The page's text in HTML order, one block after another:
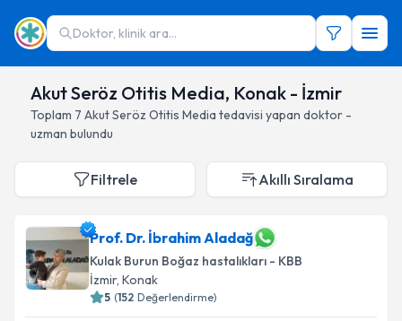
Doktor, klinik ara...
Akut Seröz Otitis Media, Konak - İzmir
Toplam 7 Akut Seröz Otitis Media tedavisi yapan doktor -
uzman bulundu
Filtrele Akıllı Sıralama
Prof. Dr. İbrahim Aladağ
Kulak Burun Boğaz hastalıkları - KBB
İzmir, Konak
5 (152 Değerlendirme)